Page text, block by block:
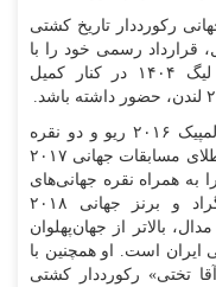
المپیک و جهانی رکورددار تاریخ کشتی
قرارداد رسمی خود را با
استقلال جویبار به امضا رساند تا در لیگ ۱۴۰۴ در کنار کمیل
این کشتی‌گیر جویباری علاوه بر طلای المپیک ۲۰۱۶ ریو و دو نقره
المپیک‌های ۲۰۲۰ توکیو و ۲۰۲۴ پاریس، طلای مسابقات جهانی ۲۰۱۷
و ۲۰۲۱ اسلو را به همراه نقره جهانی‌های
۲۰۱۵ لاس‌وگاس، ۲۰۲۲ و ۲۰۲۳ بلگراد و برنز جهانی ۲۰۱۸
بوداپست در کارنامه دارد و اکنون با ۱۰ مدال، بالاتر از جهان‌پهلوان
ایران است. او همچنین با
تختی» رکورددار کشتی